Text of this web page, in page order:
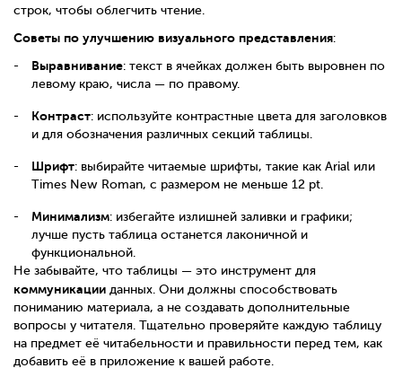
строк, чтобы облегчить чтение.
Советы по улучшению визуального представления:
Выравнивание: текст в ячейках должен быть выровнен по
левому краю, числа — по правому.
Контраст: используйте контрастные цвета для заголовков
и для обозначения различных секций таблицы.
Шрифт: выбирайте читаемые шрифты, такие как Arial или
Times New Roman, с размером не меньше 12 pt.
Минимализм: избегайте излишней заливки и графики;
лучше пусть таблица останется лаконичной и
функциональной.
Не забывайте, что таблицы — это инструмент для
коммуникации данных. Они должны способствовать
пониманию материала, а не создавать дополнительные
вопросы у читателя. Тщательно проверяйте каждую таблицу
на предмет её читабельности и правильности перед тем, как
добавить её в приложение к вашей работе.